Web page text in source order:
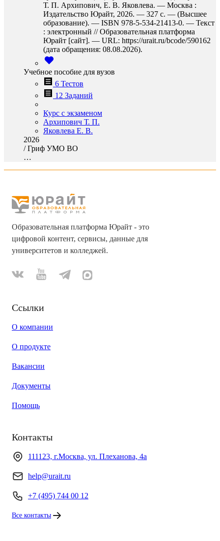
Т. П. Архипович, Е. В. Яковлева. — Москва :
Издательство Юрайт, 2026. — 327 с. — (Высшее
образование). — ISBN 978-5-534-21413-0. — Текст
: электронный // Образовательная платформа
Юрайт [сайт]. — URL: https://urait.ru/bcode/590162
(дата обращения: 08.08.2026).
Учебное пособие для вузов
6 Тестов
12 Заданий
Курс с экзаменом
Архипович Т. П.
Яковлева Е. В.
2026
/Гриф УМО ВО
…
Образовательная платформа Юрайт - это
цифровой контент, сервисы, данные для
университетов и колледжей.
Ссылки
О компании
О продукте
Вакансии
Документы
Помощь
Контакты
111123, г.Москва, ул. Плеханова, 4а
help@urait.ru
+7 (495) 744 00 12
Все контакты